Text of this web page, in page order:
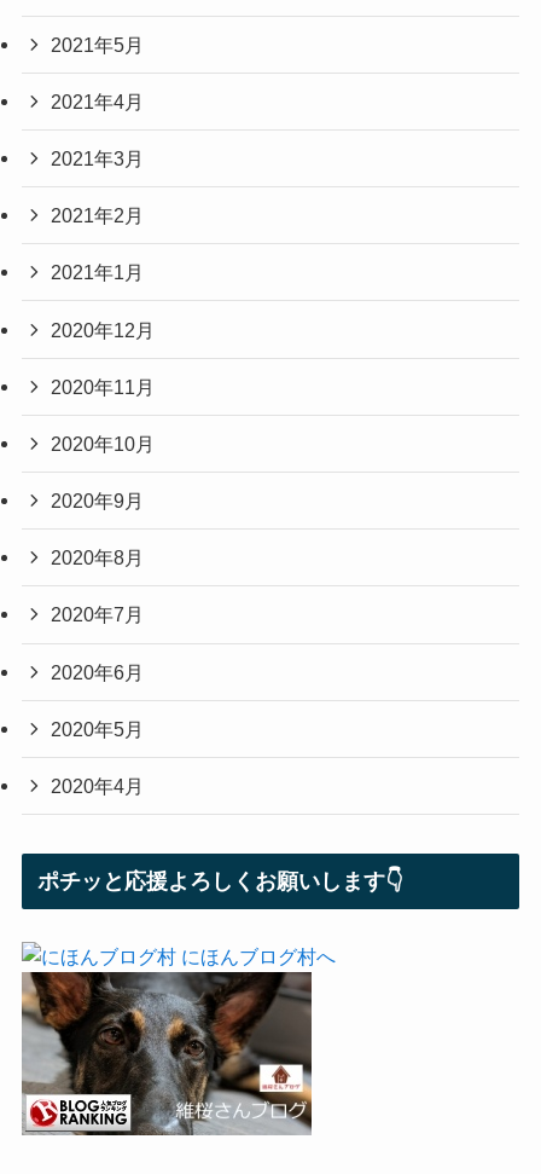
2021年5月
2021年4月
2021年3月
2021年2月
2021年1月
2020年12月
2020年11月
2020年10月
2020年9月
2020年8月
2020年7月
2020年6月
2020年5月
2020年4月
ポチッと応援よろしくお願いします👇